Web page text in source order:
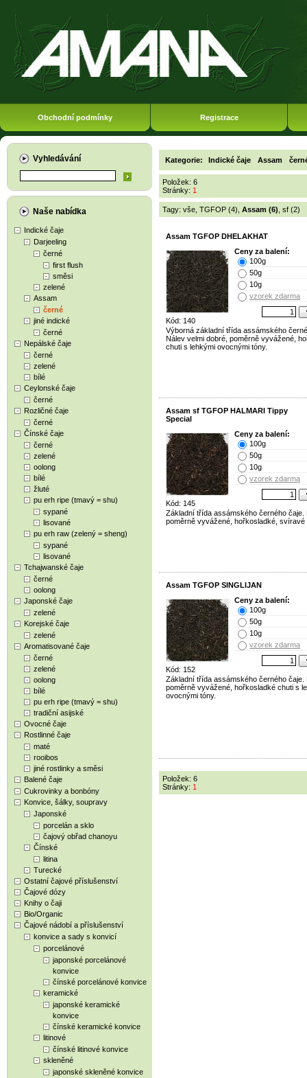
Obchodní podmínky Registrace
Vyhledávání
Naše nabídka
Indické čaje
Darjeeling
černé
first flush
směsi
zelené
Assam
černé
jiné indické
černé
Nepálské čaje
černé
zelené
bílé
Ceylonské čaje
černé
Rozličné čaje
černé
Čínské čaje
černé
zelené
oolong
bílé
žluté
pu erh ripe (tmavý = shu)
sypané
lisované
pu erh raw (zelený = sheng)
sypané
lisované
Tchajwanské čaje
černé
oolong
Japonské čaje
zelené
Korejské čaje
zelené
Aromatisované čaje
černé
zelené
oolong
bílé
pu erh ripe (tmavý = shu)
tradiční asijské
Ovocné čaje
Rostlinné čaje
maté
rooibos
jiné rostlinky a směsi
Balené čaje
Cukrovinky a bonbóny
Konvice, šálky, soupravy
Japonské
porcelán a sklo
čajový obřad chanoyu
Čínské
litina
Turecké
Ostatní čajové příslušenství
Čajové dózy
Knihy o čaji
Bio/Organic
Čajové nádobí a příslušenství
konvice a sady s konvicí
porcelánové
japonské porcelánové
konvice
čínské porcelánové konvice
keramické
japonské keramické
konvice
čínské keramické konvice
litinové
čínské litinové konvice
skleněné
japonské skleněné konvice
Kategorie: Indické čaje Assam
Položek: 6
Stránky: 1
Tagy: vše TGFOP (4) Assam (6) sf (2)
Assam TGFOP DHELAKHAT
Kód: 140
Ceny za balení:
100g
50g
10g
vzorek zdarma
Výborná základní třída assámského
Nálev velmi dobré, poměrně vyvážené,
chuti s lehkými ovocnými tóny.
Assam sf TGFOP HALMARI Tippy
Special
Kód: 145
Ceny za balení:
100g
50g
10g
vzorek zdarma
Základní třída assámského černého čaje.
poměrně vyvážené, hořkosladké, svíravé
Assam TGFOP SINGLIJAN
Kód: 152
Ceny za balení:
100g
50g
10g
vzorek zdarma
Základní třída assámského černého čaje.
poměrně vyvážené, hořkosladké chuti s
ovocnými tóny.
Položek: 6
Stránky: 1